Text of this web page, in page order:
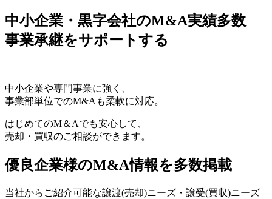
中小企業・黒字会社のM&A実績多数
事業承継をサポートする
中小企業や専門事業に強く、
事業部単位でのM&Aも柔軟に対応。
はじめてのM＆Aでも安心して、
売却・買収のご相談ができます。
優良企業様のM&A情報を多数掲載
当社からご紹介可能な譲渡(売却)ニーズ・譲受(買収)ニーズ